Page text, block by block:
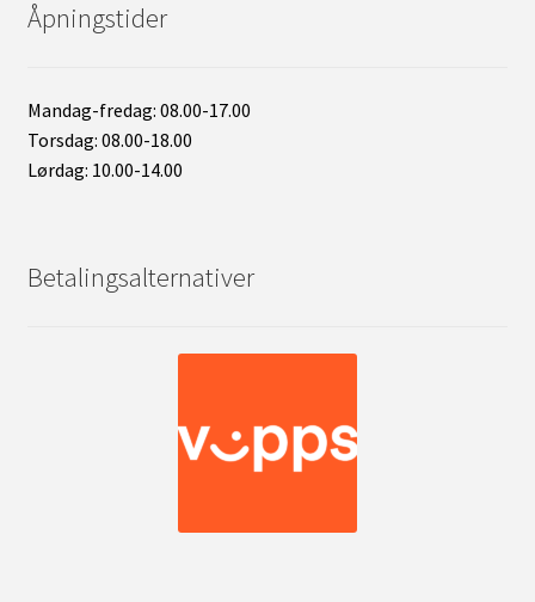
Åpningstider
Mandag-fredag: 08.00-17.00
Torsdag: 08.00-18.00
Lørdag: 10.00-14.00
Betalingsalternativer